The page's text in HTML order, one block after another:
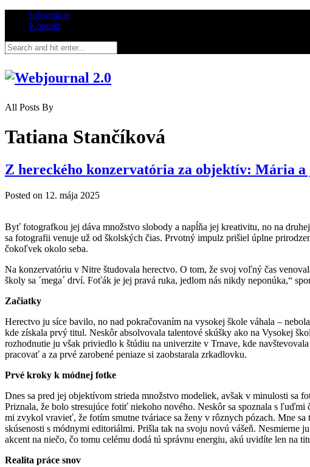
Informácie
Kontakt
All Posts By
Tatiana Stančíková
Z hereckého konzervatória za objektív: Mária a
Posted on 12. mája 2025
Byť fotografkou jej dáva množstvo slobody a napĺňa jej kreativitu, no na
sa fotografii venuje už od školských čias. Prvotný impulz prišiel úplne
čokoľvek okolo seba.
Na konzervatóriu v Nitre študovala herectvo. O tom, že svoj voľný čas
školy sa ´mega´ drví. Foťák je jej pravá ruka, jedlom nás nikdy neponúka,“
Začiatky
Herectvo ju síce bavilo, no nad pokračovaním na vysokej škole váhala –
kde získala prvý titul. Neskôr absolvovala talentové skúšky ako na Vysokej
rozhodnutie ju však priviedlo k štúdiu na univerzite v Trnave, kde
pracovať a za prvé zarobené peniaze si zaobstarala zrkadlovku.
Prvé kroky k módnej fotke
Dnes sa pred jej objektívom strieda množstvo modeliek, avšak v minulosti sa
Priznala, že bolo stresujúce fotiť niekoho nového. Neskôr sa spoznala s
mi zvykol vravieť, že fotím smutne tváriace sa ženy v rôznych pózach. Mne
skúsenosti s módnymi editoriálmi. Prišla tak na svoju novú vášeň. Nesmierne
akcent na niečo, čo tomu celému dodá tú správnu energiu, akú uvidíte len na
Realita práce snov